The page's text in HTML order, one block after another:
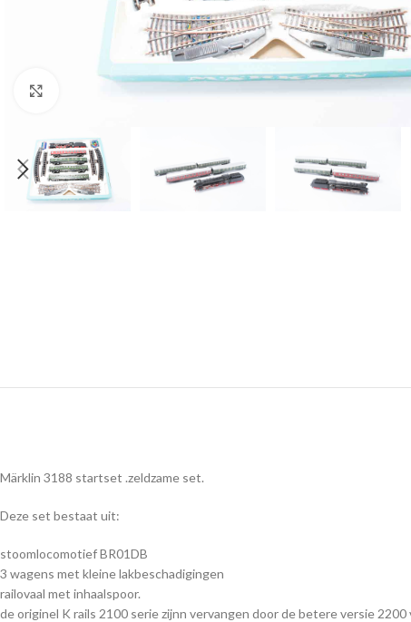
Märklin 3188 startset .zeldzame set.
Deze set bestaat uit:
stoomlocomotief BR01DB
3 wagens met kleine lakbeschadigingen
railovaal met inhaalspoor.
de originel K rails 2100 serie zijnn vervangen door de betere versie